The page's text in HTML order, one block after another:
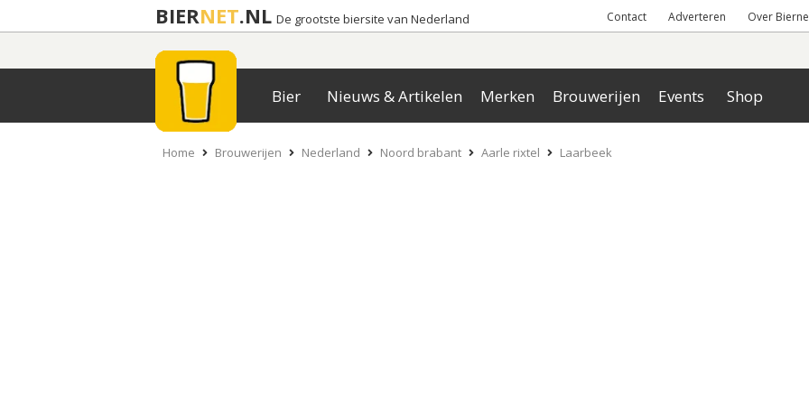
BIERNET.NL De grootste biersite van Nederland Contact Adverteren Over
Bier Nieuws & Artikelen Merken Brouwerijen Events Shop
Home Brouwerijen Nederland Noord brabant Aarle rixtel Laarbeek